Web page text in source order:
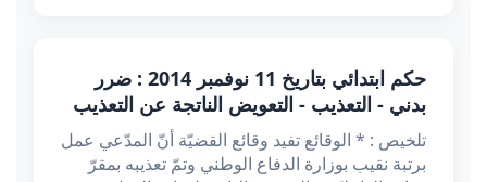
حكم ابتدائي بتاريخ 11 نوفمبر 2014 : ضرر
بدني - التعذيب - التعويض الناتجة عن التعذيب
تلخيص : * الوقائع تفيد وقائع القضيّة أنّ المدّعي عمل
برتبة نقيب بوزارة الدفاع الوطني وتمّ تعذيبه بمقرّ